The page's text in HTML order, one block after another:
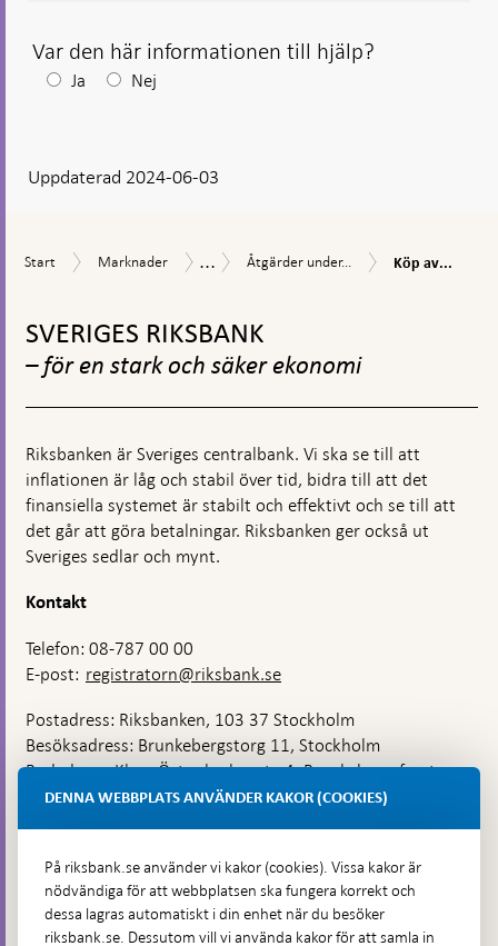
Var den här informationen till hjälp?
Efter
visas
Ja Nej
Uppdaterad 2024-06-03
Start
Start Marknader
Marknader
Åtgärder
oro
...
Åtgärder
Åtgärder under...
Köp
Köp av...
toppnavigation
SVERIGES RIKSBANK
– för en stark och säker ekonomi
Riksbanken är Sveriges centralbank. Vi ska se till att
inflationen är låg och stabil över tid, bidra till att det
finansiella systemet är stabilt och effektivt och se till att
det går att göra betalningar. Riksbanken ger också ut
Sveriges sedlar och mynt.
Kontakt
Telefon: 08-787 00 00
E-post: registratorn@riksbank.se
Postadress: Riksbanken, 103 37 Stockholm
Besöksadress: Brunkebergstorg 11, Stockholm
Budadress: Klara Östra kyrkogata 4, Brunkebergsfaret,
Lastplats 6
Hitta direkt
DENNA WEBBPLATS ANVÄNDER KAKOR (COOKIES)
På riksbank.se använder vi kakor (cookies). Vissa kakor är
nödvändiga för att webbplatsen ska fungera korrekt och
dessa lagras automatiskt i din enhet när du besöker
riksbank.se. Dessutom vill vi använda kakor för att samla in